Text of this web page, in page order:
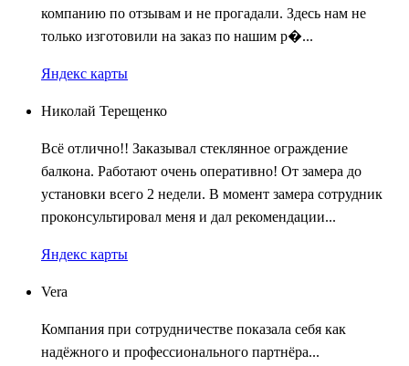
компанию по отзывам и не прогадали. Здесь нам не
только изготовили на заказ по нашим р�...
Яндекс карты
Николай Терещенко
Всё отлично!! Заказывал стеклянное ограждение
балкона. Работают очень оперативно! От замера до
установки всего 2 недели. В момент замера сотрудник
проконсультировал меня и дал рекомендации...
Яндекс карты
Vera
Компания при сотрудничестве показала себя как
надёжного и профессионального партнёра...